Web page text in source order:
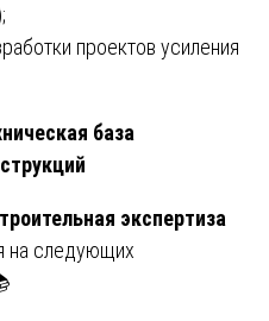
проектов усиления
база
экспертиза
на следующих